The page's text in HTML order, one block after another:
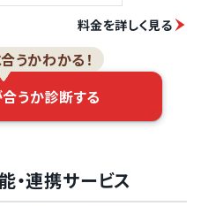
料金を詳しく見る
うかわかる！
うか診断する
・連携サービス